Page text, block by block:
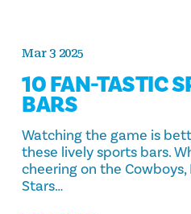
Mar 3 2025
10 FAN-TASTIC
BARS
Watching the game is
these lively sports bars.
cheering on the Cowboys,
Stars…